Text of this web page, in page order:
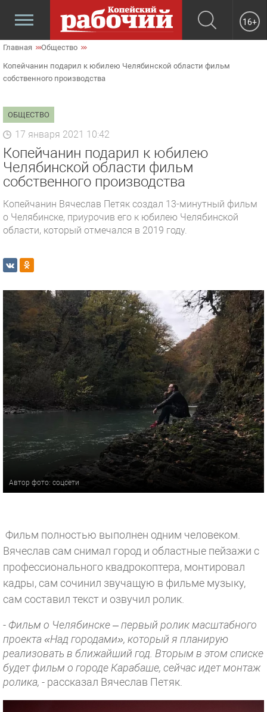
16+
Главная Общество
Копейчанин подарил к юбилею Челябинской области фильм
собственного производства
ОБЩЕСТВО
17 января 2021 10:42
Копейчанин подарил к юбилею
Челябинской области фильм
собственного производства
Копейчанин Вячеслав Петяк создал 13-минутный фильм
о Челябинске, приурочив его к юбилею Челябинской
области, который отмечался в 2019 году.
Автор фото: соцсети
Фильм полностью выполнен одним человеком.
Вячеслав сам снимал город и областные пейзажи с
профессионального квадрокоптера, монтировал
кадры, сам сочинил звучащую в фильме музыку,
сам составил текст и озвучил ролик.
- Фильм о Челябинске – первый ролик масштабного
проекта «Над городами», который я планирую
реализовать в ближайший год. Вторым в этом списке
будет фильм о городе Карабаше, сейчас идет монтаж
ролика, - рассказал Вячеслав Петяк.